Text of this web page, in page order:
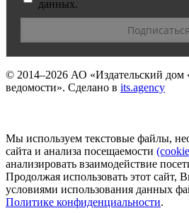
данных.
© 2014–2026 АО «Издательский дом
ведомости». Сделано в its.agency
Мы используем текстовые файлы,
сайта и анализа посещаемости
анализировать взаимодействие
Продолжая использовать этот сайт,
условиями использования данных
Политике конфиденциальности.